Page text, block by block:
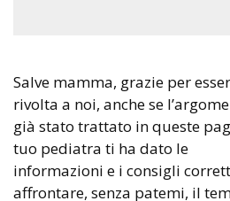
Salve mamma, grazie per esserti
rivolta a noi, anche se
già stato trattato in queste
tuo pediatra ti ha dato le
informazioni e i consigli
affrontare, senza patemi, il